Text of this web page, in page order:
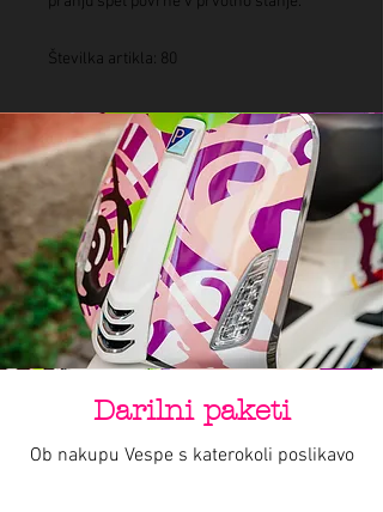
Številka artikla: 80
Darilni paketi
Ob nakupu Vespe s katerokoli poslikavo